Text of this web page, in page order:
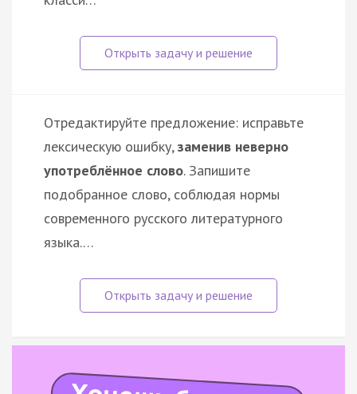
Отредактируйте предложение: исправьте
лексическую ошибку,заменив неверно
употреблённое слово. Запишите
подобранное слово, соблюдая нормы
современного русского литературного
языка.…